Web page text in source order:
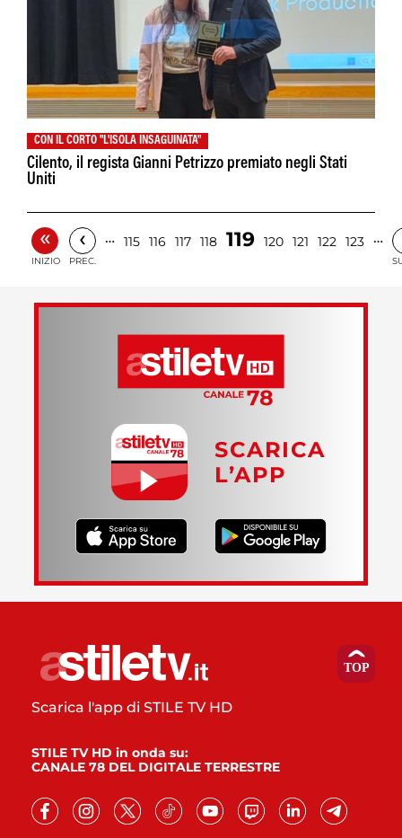
CON IL CORTO "L'ISOLA INSAGUINATA"
Cilento, il regista Gianni Petrizzo premiato negli Stati
Uniti
«
INIZIO
‹
PREC.
… 115 116 117 118 119 120 121 122 123 …
SCARICA
L’APP
Scarica l'app di STILE TV HD
STILE TV HD in onda su:
CANALE 78 DEL DIGITALE TERRESTRE